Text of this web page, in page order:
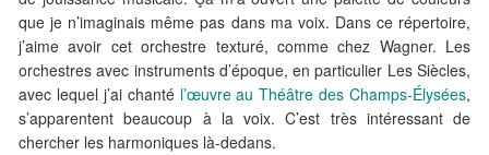
que je n’imaginais même pas dans ma voix. Dans ce répertoire,
j’aime avoir cet orchestre texturé, comme chez Wagner. Les
orchestres avec instruments d’époque, en particulier Les Siècles,
avec lequel j’ai chanté l’œuvre au Théâtre des Champs-Élysées,
s’apparentent beaucoup à la voix. C’est très intéressant de
chercher les harmoniques là-dedans.